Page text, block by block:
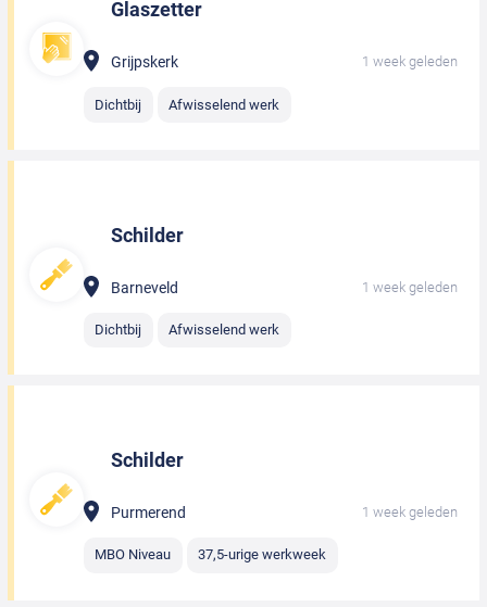
Glaszetter
Grijpskerk 1 week geleden
Dichtbij Afwisselend werk
Schilder
Barneveld 1 week geleden
Dichtbij Afwisselend werk
Schilder
Purmerend 1 week geleden
MBO Niveau 37,5-urige werkweek